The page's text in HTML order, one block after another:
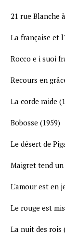
21 rue Blanche
La française et
Rocco e i suoi
Recours en
La corde raide
Bobosse (1959)
Le désert de
Maigret tend un
L'amour est en
Le rouge est
La nuit des rois